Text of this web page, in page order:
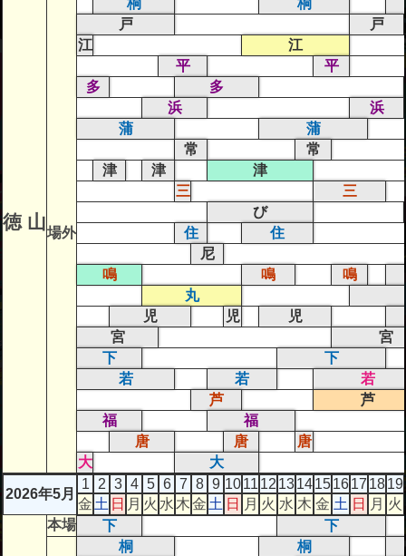
徳 山場外
戸
戸
江
江
平
平
多
多
浜
浜
蒲
蒲
常
常
津
津
津
三
三
び
住
住
尼
鳴
鳴 鳴
丸
児
児
児
宮
宮
下
下
若
若
若
芦
芦
福
福
唐
唐
唐
大
大
2026年5月
1 2 3 4 5 6 7 8 9 1011 12 1314151617 1819
金 土 日 月 火 水 木金 土 日 月 火 水 木 金 土 日 月 火
本場 下 下
桐
桐